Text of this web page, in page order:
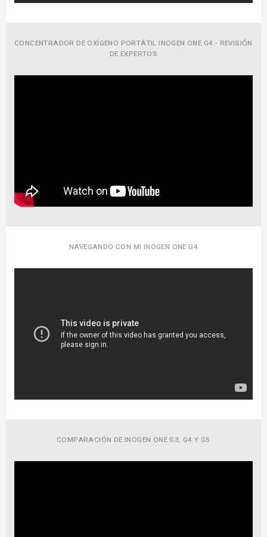
CONCENTRADOR DE OXÍGENO PORTÁTIL INOGEN ONE G4 - REVISIÓN
DE EXPERTOS
NAVEGANDO CON MI INOGEN ONE G4
COMPARACIÓN DE INOGEN ONE G3, G4 Y G5